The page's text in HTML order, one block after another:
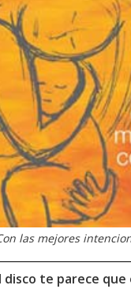
las mejores
disco te parece que